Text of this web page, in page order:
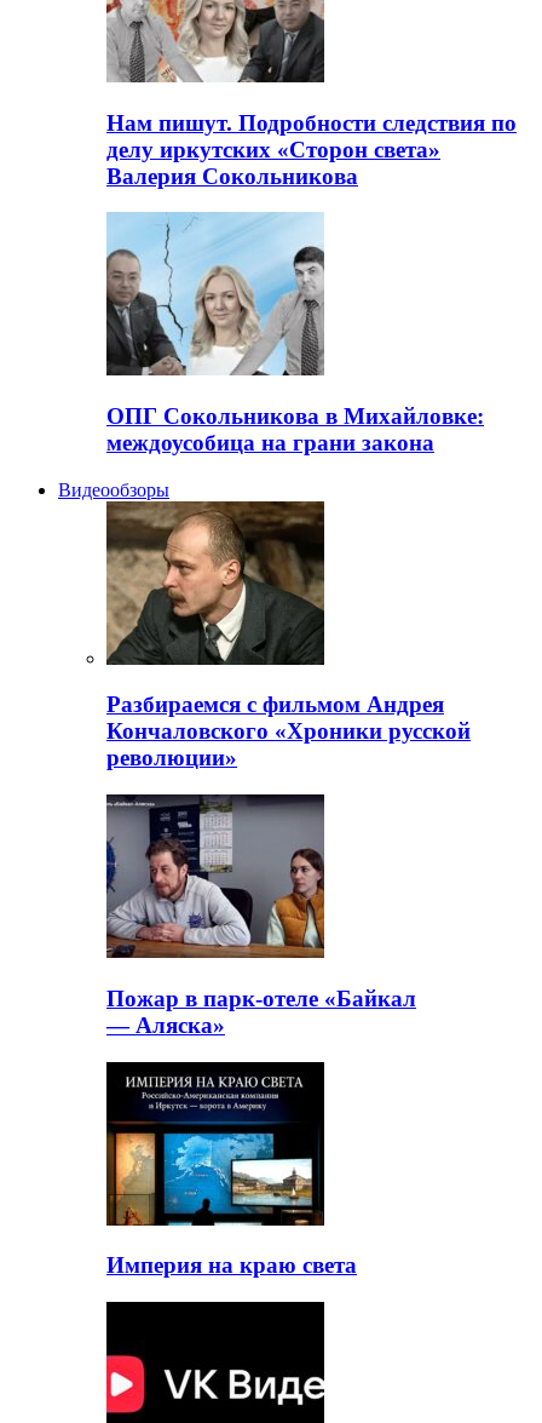
Нам пишут. Подробности следствия по
делу иркутских «Сторон света»
Валерия Сокольникова
ОПГ Сокольникова в Михайловке:
междоусобица на грани закона
Видеообзоры
Разбираемся с фильмом Андрея
Кончаловского «Хроники русской
революции»
Пожар в парк-отеле «Байкал
— Аляска»
Империя на краю света